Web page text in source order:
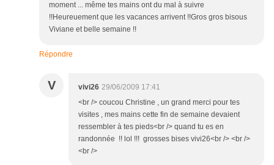
moment ... même tes mains ont du mal à suivre
!!Heureuement que les vacances arrivent !!Gros gros bisous
Viviane et belle semaine !!
Répondre
V vivi26 29/06/2009 17:41
<br /> coucou Christine , un grand merci pour tes
visites , mes mains cette fin de semaine devaient
ressembler à tes pieds<br /> quand tu es en
randonnée !! lol !!! grosses bises vivi26<br /> <br />
<br />